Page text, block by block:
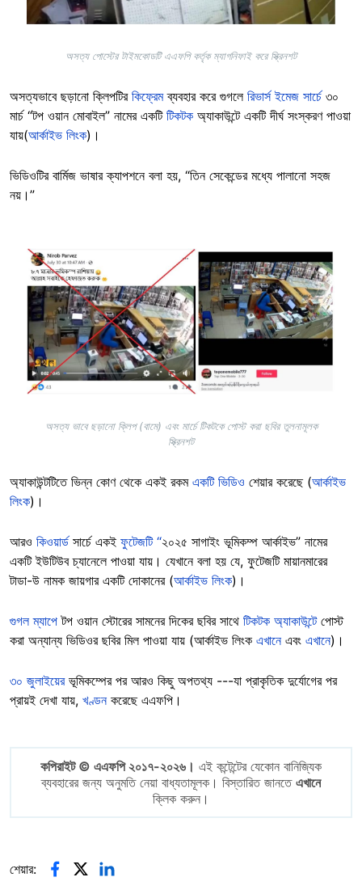
অসত্য পোস্টের টাইমকোডটি এএফপি কর্তৃক ম্যাগনিফাই করে স্ক্রিনশট
অসত্যভাবে ছড়ানো ক্লিপটির কিফ্রেমব্যবহার করে গুগলে রিভার্স ইমেজ সার্চে৩০
মার্চ “টপ ওয়ান মোবাইল” নামের একটি টিকটক অ্যাকাউন্টে একটি দীর্ঘ সংস্করণ পাওয়া
যায়(আর্কাইভ লিংক)।
ভিডিওটির বার্মিজ ভাষার ক্যাপশনে বলা হয়, “তিন সেকেন্ডের মধ্যে পালানো সহজ
নয়।”
Image
অসত্য ভাবে ছড়ানো ক্লিপ (বামে) এবং মার্চে টিকটকে পোস্ট করা ছবির তুলনামূলক
স্ক্রিনশট
অ্যাকাউন্টটিতে ভিন্ন কোণ থেকে একই রকম একটি ভিডিও শেয়ার করেছে (আর্কাইভ
লিংক)।
আরও কিওয়ার্ডসার্চে একই ফুটেজটি “২০২৫ সাগাইং ভূমিকম্প আর্কাইভ” নামের
একটি ইউটিউব চ্যানেলে পাওয়া যায়। যেখানে বলা হয় যে, ফুটেজটি মায়ানমারের
টাডা-উ নামক জায়গার একটি দোকানের (আর্কাইভ লিংক)।
গুগল ম্যাপে টপ ওয়ান স্টোরের সামনের দিকের ছবির সাথে টিকটক অ্যাকাউন্টে পোস্ট
করা অন্যান্য ভিডিওর ছবির মিল পাওয়া যায় (আর্কাইভ লিংক এখানেএবং এখানে)।
৩০ জুলাইয়েরভূমিকম্পের পর আরও কিছু অপতথ্য ---যা প্রাকৃতিক দুর্যোগের পর
প্রায়ই দেখা যায়, খণ্ডনকরেছে এএফপি।
কপিরাইট © এএফপি ২০১৭-২০২৬। এই কন্টেন্টের যেকোন বানিজ্যিক
ব্যবহারের জন্য অনুমতি নেয়া বাধ্যতামূলক। বিস্তারিত জানতে এখানে
ক্লিক করুন।
শেয়ার: